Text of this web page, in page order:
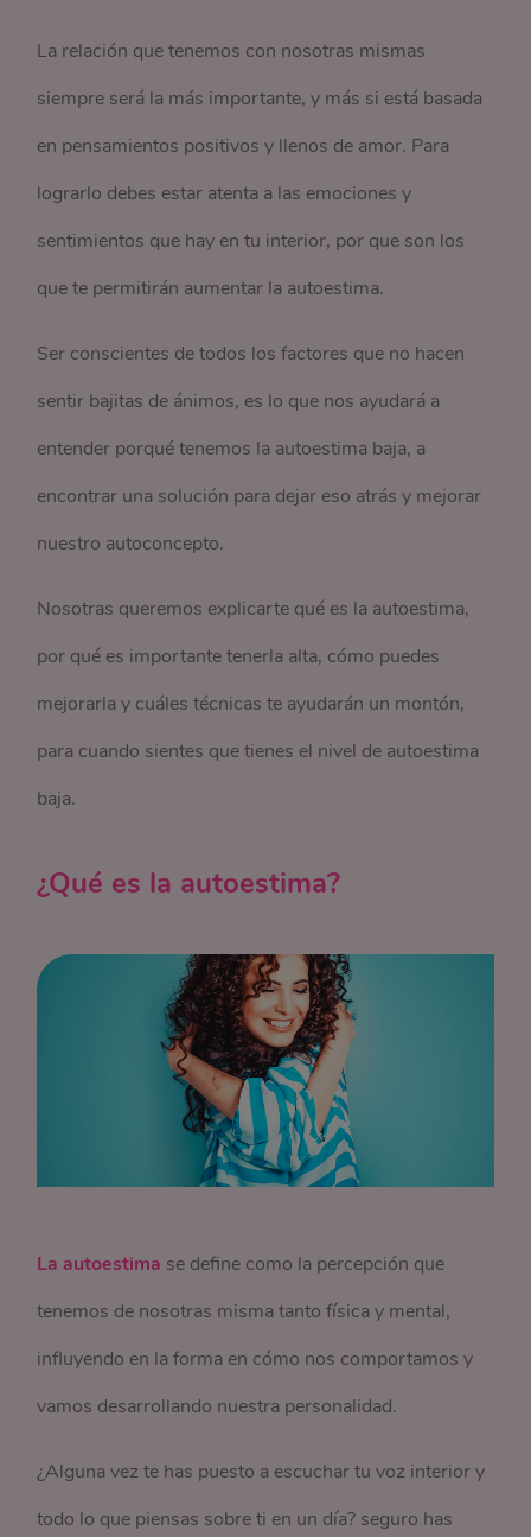
La relación que tenemos con nosotras mismas
siempre será la más importante, y más si está basada
en pensamientos positivos y llenos de amor. Para
lograrlo debes estar atenta a las emociones y
sentimientos que hay en tu interior, por que son los
que te permitirán aumentar la autoestima.
Ser conscientes de todos los factores que no hacen
sentir bajitas de ánimos, es lo que nos ayudará a
entender porqué tenemos la autoestima baja, a
encontrar una solución para dejar eso atrás y mejorar
nuestro autoconcepto.
Nosotras queremos explicarte qué es la autoestima,
por qué es importante tenerla alta, cómo puedes
mejorarla y cuáles técnicas te ayudarán un montón,
para cuando sientes que tienes el nivel de autoestima
baja.
¿Qué es la autoestima?
La autoestima se define como la percepción que
tenemos de nosotras misma tanto física y mental,
influyendo en la forma en cómo nos comportamos y
vamos desarrollando nuestra personalidad.
¿Alguna vez te has puesto a escuchar tu voz interior y
todo lo que piensas sobre ti en un día? seguro has